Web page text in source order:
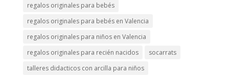
regalos originales para bebés
regalos originales para bebés en Valencia
regalos originales para niños en Valencia
regalos originales para recién nacidos
socarrats
talleres didacticos con arcilla para niños